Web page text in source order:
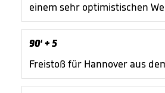
einem sehr optimistischen
90'+ 5
Freistoß für Hannover aus